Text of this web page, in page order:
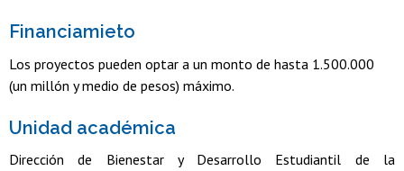
Financiamieto
Los proyectos pueden optar a un monto de hasta 1.500.000
(un millón y medio de pesos) máximo.
Unidad académica
Dirección de Bienestar y Desarrollo Estudiantil de la